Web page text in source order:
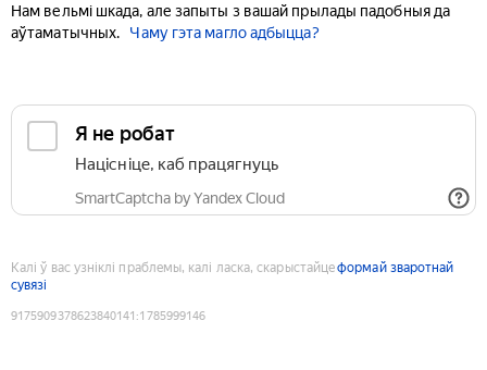
Нам вельмі шкада, але запыты з вашай прылады падобныя да
аўтаматычных.
Чаму гэта магло адбыцца?
Я не робат
Націсніце, каб працягнуць
SmartCaptcha by Yandex Cloud
Калі ў вас узніклі праблемы, калі ласка, скарыстайцеформай зваротнай
сувязі
9175909378623840141 :1785999146